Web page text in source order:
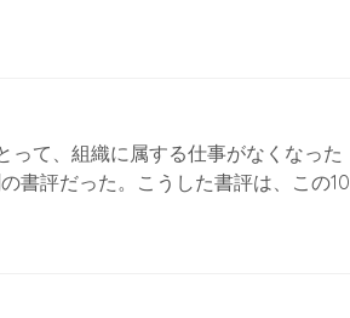
って、組織に属する仕事がなくなった
書評だった。こうした書評は、この10